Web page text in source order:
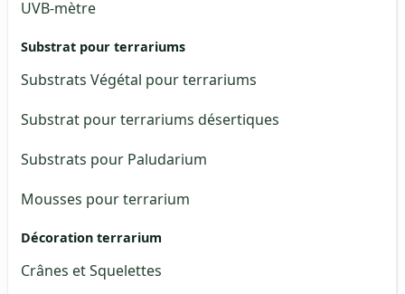
UVB-mètre
Substrat pour terrariums
Substrats Végétal pour terrariums
Substrat pour terrariums désertiques
Substrats pour Paludarium
Mousses pour terrarium
Décoration terrarium
Crânes et Squelettes